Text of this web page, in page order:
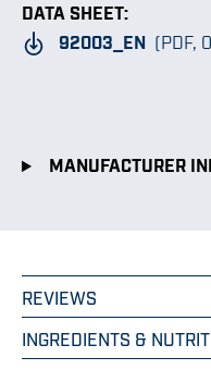
DATA SHEET:
92003_EN (PDF,
MANUFACTURER
REVIEWS
INGREDIENTS &